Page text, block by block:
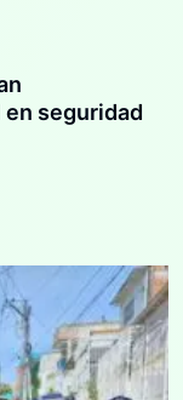
seguridad